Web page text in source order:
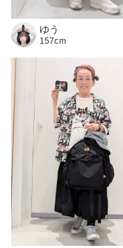
ゆう
157cm